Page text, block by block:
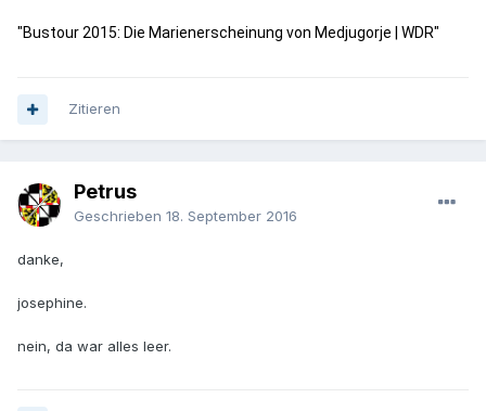
"Bustour 2015: Die Marienerscheinung von Medjugorje | WDR"
Zitieren
Petrus
Geschrieben 18. September 2016
danke,
josephine.
nein, da war alles leer.